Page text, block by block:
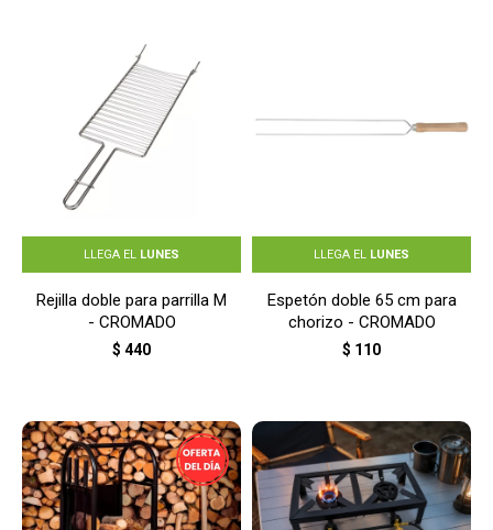
LLEGA EL LUNES
Rejilla doble para parrilla M
- CROMADO
$ 440
LLEGA EL LUNES
Espetón doble 65 cm para
chorizo - CROMADO
$ 110